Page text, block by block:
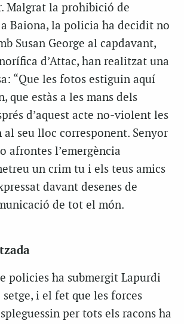
Malgrat la prohibició de
Baiona, la policia ha decidit no
Susan George al capdavant,
d’Attac, han realitzat una
“Que les fotos estiguin aquí
que estàs a les mans dels
d’aquest acte no-violent les
seu lloc corresponent. Senyor
afrontes l’emergència
un crim tu i els teus amics
davant desenes de
de tot el món.
policies ha submergit Lapurdi
i el fet que les forces
per tots els racons ha